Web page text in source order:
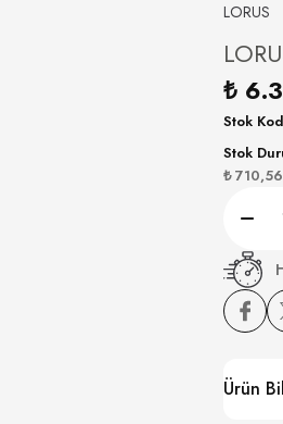
LORUS
₺
₺ 710,56
Stok
Stok
Ürün